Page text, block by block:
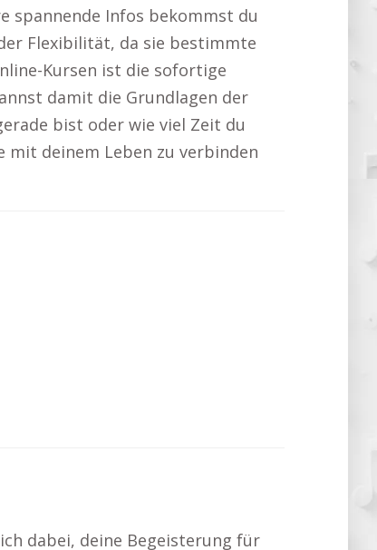
spannende Infos bekommst du
Flexibilität, da sie bestimmte
Kursen ist die sofortige
damit die Grundlagen der
bist oder wie viel Zeit du
deinem Leben zu verbinden
dabei, deine Begeisterung für